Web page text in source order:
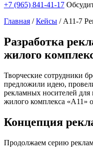
+7 (965) 841-41-17
Главная /Кейсы / А11-7
Разработка
жилого
Творческие сотрудники
предложили идею,
рекламных носителей
жилого комплекса
Концепция
Продолжаем серию